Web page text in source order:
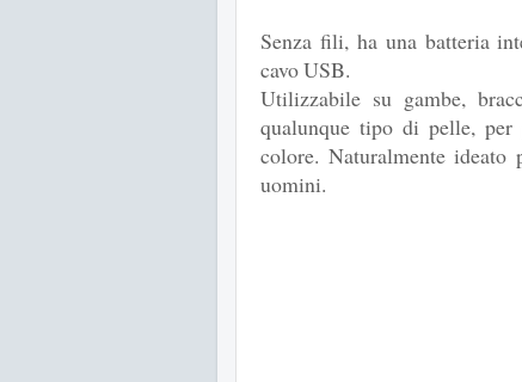
Senza fili, ha una batteria
cavo USB.
Utilizzabile su gambe,
qualunque tipo di pelle,
colore. Naturalmente
uomini.